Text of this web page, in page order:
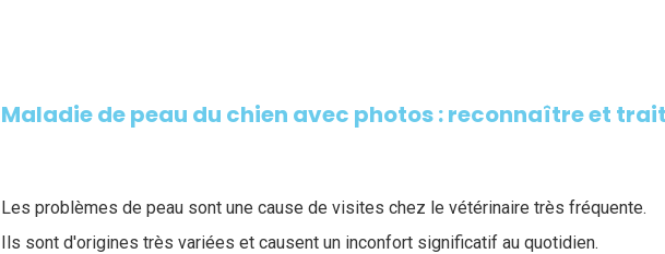
Maladie de peau du chien avec photos : reconnaître et
Les problèmes de peau sont une cause de visites chez le vétérinaire très fréquente.
Ils sont d'origines très variées et causent un inconfort significatif au quotidien.